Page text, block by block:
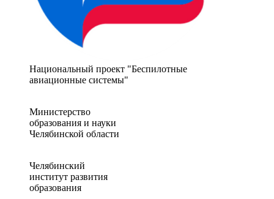
Национальный проект "Беспилотные
авиационные системы"
Министерство
образования и науки
Челябинской области
Челябинский
институт развития
образования